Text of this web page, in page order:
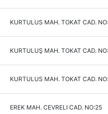
KURTULUS MAH. TOKAT CAD.
KURTULUŞ MAH. TOKAT CAD.
KURTULUS MAH. TOKAT CAD.
EREK MAH. CEVRELI CAD. NO:25